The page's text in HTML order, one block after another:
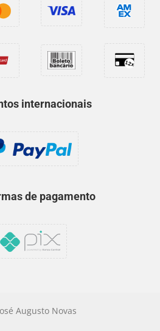
internacionais
de pagamento
Augusto Novas